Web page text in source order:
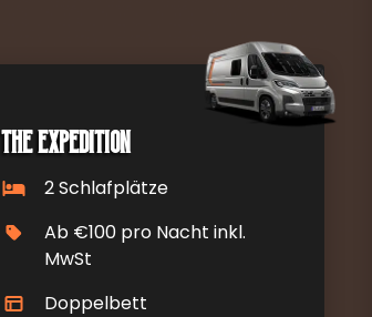
The Expedition
2 Schlafplätze
Ab €100 pro Nacht inkl.
MwSt
Doppelbett